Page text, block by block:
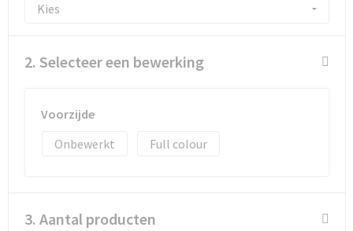
2. Selecteer een bewerking
Voorzijde
Onbewerkt
Full colour
3. Aantal producten